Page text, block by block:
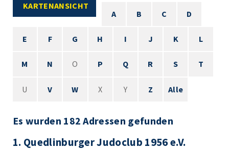
KARTENANSICHT
A
B C D
E F G H I J K L
M N O P Q R S T
U V W X Y Z Alle
Es wurden 182 Adressen gefunden
1. Quedlinburger Judoclub 1956 e.V.